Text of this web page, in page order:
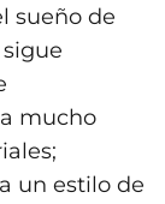
sueño de
mucho
un estilo de